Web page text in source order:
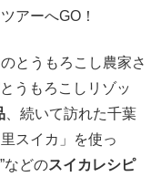
アーへGO！
とうもろこし農家さ
うもろこしリゾッ
、続いて訪れた千葉
スイカ」を使っ
などのスイカレシピ